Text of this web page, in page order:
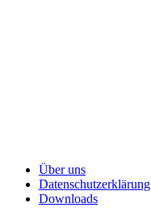
Über uns
Datenschutzerklärung
Downloads